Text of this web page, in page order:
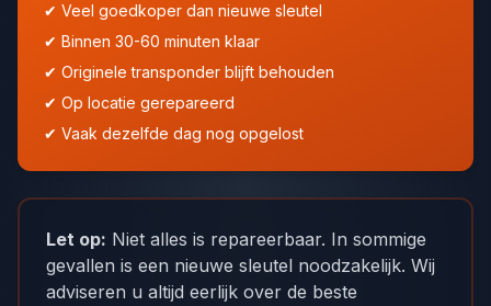
✔ Veel goedkoper dan nieuwe sleutel
✔ Binnen 30-60 minuten klaar
✔ Originele transponder blijft behouden
✔ Op locatie gerepareerd
✔ Vaak dezelfde dag nog opgelost
Let op: Niet alles is repareerbaar. In sommige
gevallen is een nieuwe sleutel noodzakelijk. Wij
adviseren u altijd eerlijk over de beste